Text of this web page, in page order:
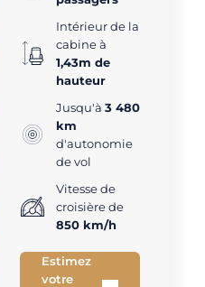
Intérieur de la
cabine à
1,43m de
hauteur
Jusqu'à 3 480
km
d'autonomie
de vol
Vitesse de
croisière de
850 km/h
Estimez
votre